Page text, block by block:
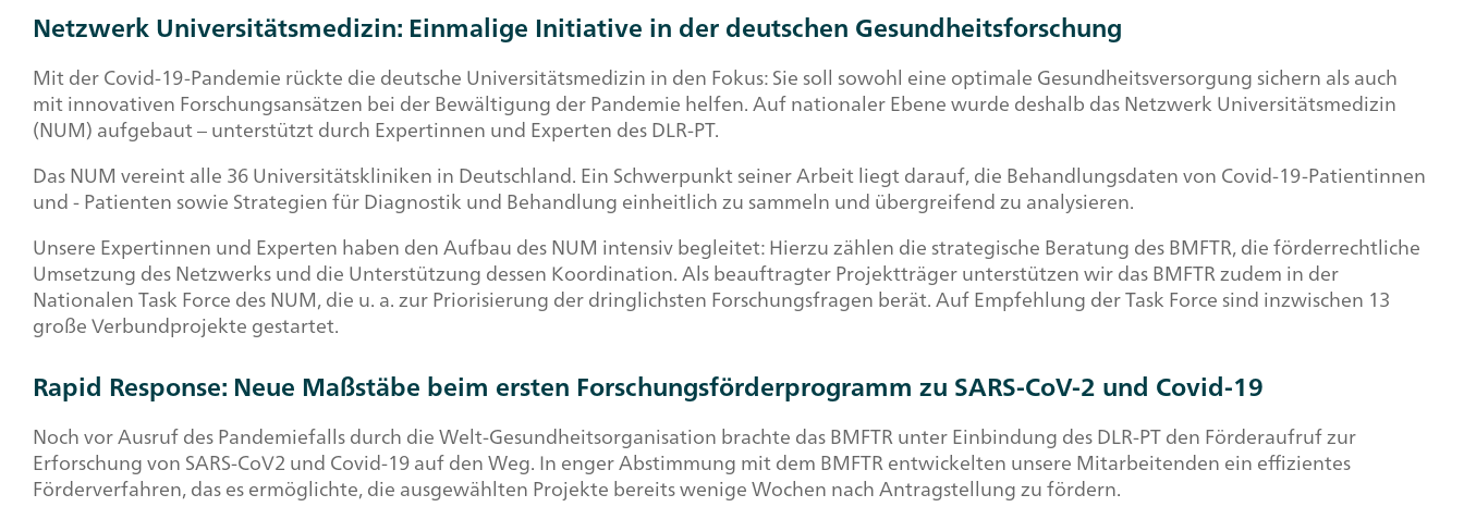
Netzwerk Universitätsmedizin: Einmalige Initiative in der deutschen Gesundheitsforschung
Mit der Covid-19-Pandemie rückte die deutsche Universitätsmedizin in den Fokus: Sie soll sowohl eine optimale Gesundheitsversorgung sichern als auch
mit innovativen Forschungsansätzen bei der Bewältigung der Pandemie helfen. Auf nationaler Ebene wurde deshalb das Netzwerk Universitätsmedizin
(NUM) aufgebaut – unterstützt durch Expertinnen und Experten des DLR-PT.
Das NUM vereint alle 36 Universitätskliniken in Deutschland. Ein Schwerpunkt seiner Arbeit liegt darauf, die Behandlungsdaten von Covid-19-Patientinnen
und - Patienten sowie Strategien für Diagnostik und Behandlung einheitlich zu sammeln und übergreifend zu analysieren.
Unsere Expertinnen und Experten haben den Aufbau des NUM intensiv begleitet: Hierzu zählen die strategische Beratung des BMFTR, die förderrechtliche
Umsetzung des Netzwerks und die Unterstützung dessen Koordination. Als beauftragter Projektträger unterstützen wir das BMFTR zudem in der
Nationalen Task Force des NUM, die u. a. zur Priorisierung der dringlichsten Forschungsfragen berät. Auf Empfehlung derTask Forcesind inzwischen 13
große Verbundprojekte gestartet.
Rapid Response: Neue Maßstäbe beim ersten Forschungsförderprogramm zu SARS-CoV-2 und Covid-19
Noch vor Ausruf des Pandemiefalls durch die Welt-Gesundheitsorganisation brachte das BMFTR unter Einbindung des DLR-PT den Förderaufruf zur
Erforschung von SARS-CoV2 und Covid-19 auf den Weg. In enger Abstimmung mit dem BMFTR entwickelten unsere Mitarbeitenden ein effizientes
Förderverfahren, das es ermöglichte, die ausgewählten Projekte bereits wenige Wochen nach Antragstellung zu fördern.